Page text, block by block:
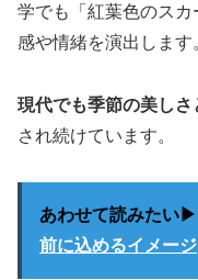
学でも「紅葉色のス
感や情緒を演出します
現代でも季節の美し
され続けています。
あわせて読みたい▶
前に込めるイメージ